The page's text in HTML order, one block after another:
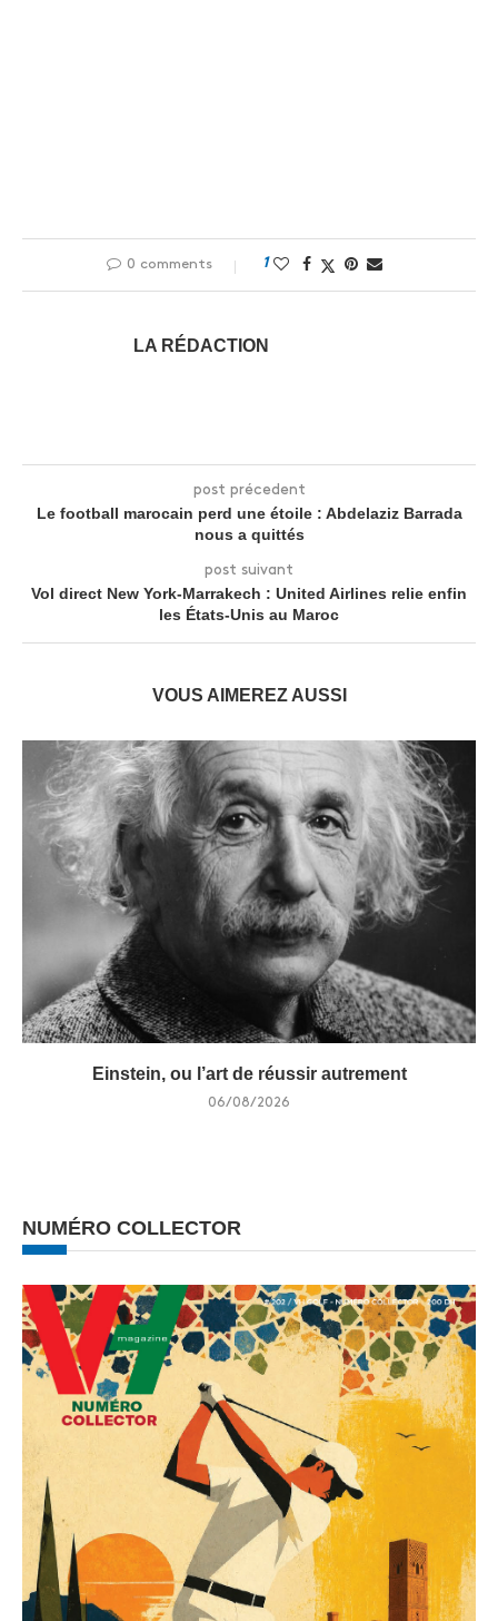
0 comments 1
LA RÉDACTION
post précedent
Le football marocain perd une étoile : Abdelaziz Barrada
nous a quittés
post suivant
Vol direct New York-Marrakech : United Airlines relie enfin
les États-Unis au Maroc
VOUS AIMEREZ AUSSI
Einstein, ou l’art de réussir autrement
06/08/2026
NUMÉRO COLLECTOR